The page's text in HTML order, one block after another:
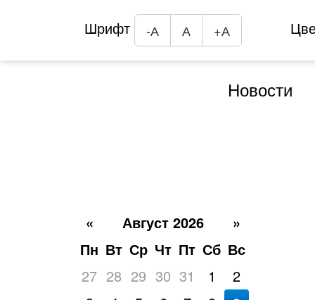
Шрифт -А А +А
Новости
« Август 2026
»
Пн Вт Ср Чт Пт Сб Вс
27 28 29 30 31 1
2